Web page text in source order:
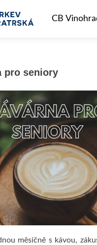
pro seniory
měsíčně s kávou,